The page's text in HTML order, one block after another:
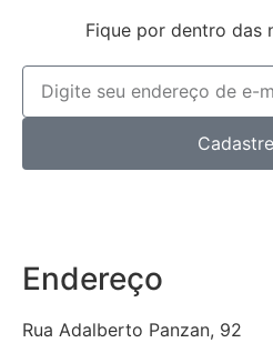
Fique por dentro das
Endereço
Rua Adalberto Panzan, 92